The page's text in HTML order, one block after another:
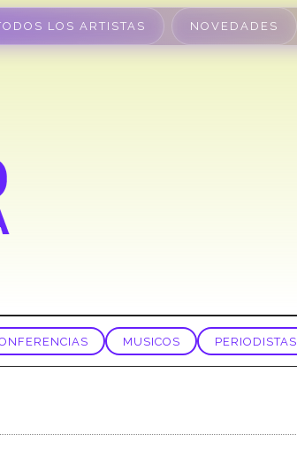
LOS ARTISTAS NOVEDADES
MUSICOS PERIODISTAS